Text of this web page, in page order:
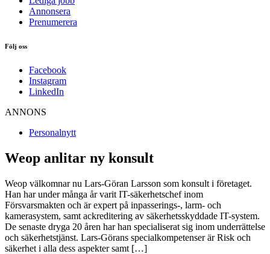
Annonsera
Prenumerera
Följ oss
Facebook
Instagram
LinkedIn
ANNONS
Personalnytt
Weop anlitar ny konsult
Weop välkomnar nu Lars-Göran Larsson som konsult i företaget.
Han har under många år varit IT-säkerhetschef inom
Försvarsmakten och är expert på inpasserings-, larm- och
kamerasystem, samt ackreditering av säkerhetsskyddade IT-system.
De senaste dryga 20 åren har han specialiserat sig inom underrättelse
och säkerhetstjänst. Lars-Görans specialkompetenser är Risk och
säkerhet i alla dess aspekter samt […]